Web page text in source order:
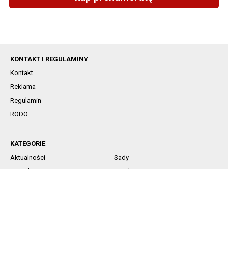
KONTAKT I REGULAMINY
Kontakt
Reklama
Regulamin
RODO
KATEGORIE
Aktualności
Sady
Jagodowe
Rynek